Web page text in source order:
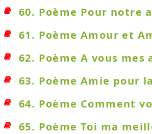
60. Poème Pour notre
61. Poème Amour et
62. Poème A vous mes
63. Poème Amie pour
64. Poème Comment
65. Poème Toi ma